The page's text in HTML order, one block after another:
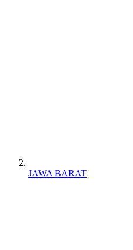
JAWA BARAT